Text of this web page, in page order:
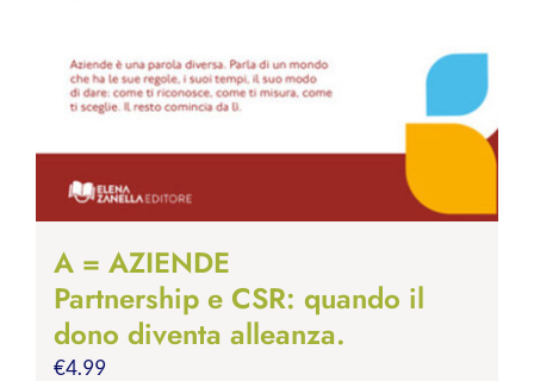
A = AZIENDE
Partnership e CSR: quando il
dono diventa alleanza.
€4.99